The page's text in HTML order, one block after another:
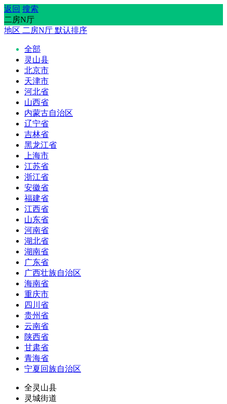
返回 搜索
二房N厅
地区 二房N厅 默认排序
全部
灵山县
北京市
天津市
河北省
山西省
内蒙古自治区
辽宁省
吉林省
黑龙江省
上海市
江苏省
浙江省
安徽省
福建省
江西省
山东省
河南省
湖北省
湖南省
广东省
广西壮族自治区
海南省
重庆市
四川省
贵州省
云南省
陕西省
甘肃省
青海省
宁夏回族自治区
全灵山县
灵城街道